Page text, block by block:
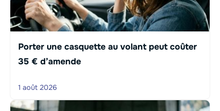
Porter une casquette au volant peut coûter
35 € d’amende
1 août 2026